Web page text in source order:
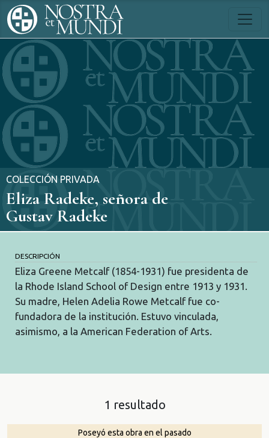
COLECCIÓN PRIVADA
Eliza Radeke, señora de
Gustav Radeke
DESCRIPCIÓN
Eliza Greene Metcalf (1854-1931) fue presidenta de
la Rhode Island School of Design entre 1913 y 1931.
Su madre, Helen Adelia Rowe Metcalf fue co-
fundadora de la institución. Estuvo vinculada,
asimismo, a la American Federation of Arts.
1 resultado
Poseyó esta obra en el pasado